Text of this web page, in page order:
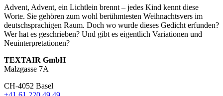
Advent, Advent, ein Lichtlein brennt – jedes Kind kennt diese
Worte. Sie gehören zum wohl berühmtesten Weihnachtsvers im
deutschsprachigen Raum. Doch wo wurde dieses Gedicht erfunden?
Wer hat es geschrieben? Und gibt es eigentlich Variationen und
Neuinterpretationen?
TEXTAIR GmbH
Malzgasse 7A
CH-4052 Basel